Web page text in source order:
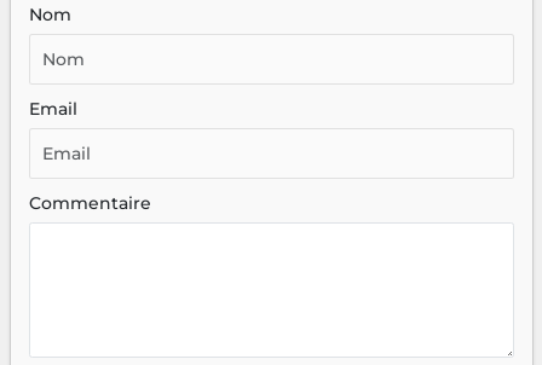
Nom
Email
Commentaire